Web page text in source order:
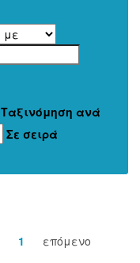
Ταξινόμηση ανά
Σε σειρά
1 επόμενο